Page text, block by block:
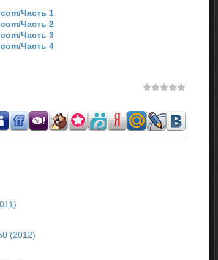
Часть 1
Часть 2
Часть 3
Часть 4
(2012)